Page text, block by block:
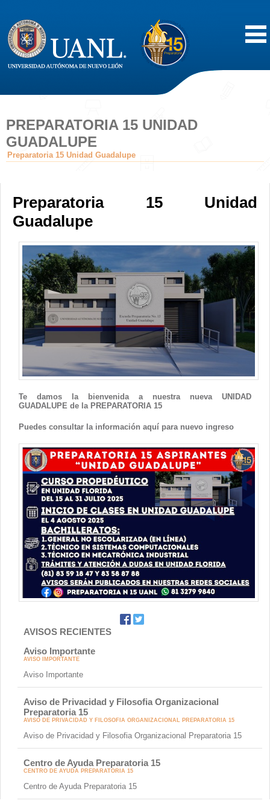
Acerca de
Oferta Educativa
Difusión
Contacto
PREPARATORIA 15 UNIDAD
GUADALUPE
Preparatoria 15 Unidad Guadalupe
Preparatoria 15 Unidad
Guadalupe
Te damos la bienvenida a nuestra nueva UNIDAD
GUADALUPE de la PREPARATORIA 15
Puedes consultar la información aquí para nuevo ingreso
AVISOS RECIENTES
Aviso Importante
AVISO IMPORTANTE
Aviso Importante
Aviso de Privacidad y Filosofia Organizacional
Preparatoria 15
AVISO DE PRIVACIDAD Y FILOSOFIA ORGANIZACIONAL PREPARATORIA 15
Aviso de Privacidad y Filosofia Organizacional Preparatoria 15
Centro de Ayuda Preparatoria 15
CENTRO DE AYUDA PREPARATORIA 15
Centro de Ayuda Preparatoria 15